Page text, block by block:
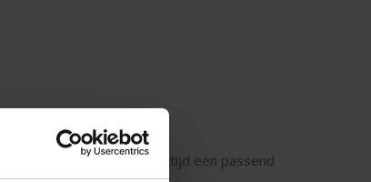
zoekt, wij hebben altijd een passend